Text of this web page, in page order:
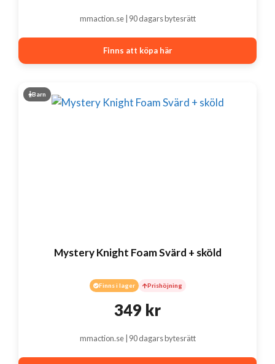
mmaction.se | 90 dagars bytesrätt
Finns att köpa här
Barn
Mystery Knight Foam Svärd + sköld
Finns i lager Prishöjning
349 kr
mmaction.se | 90 dagars bytesrätt